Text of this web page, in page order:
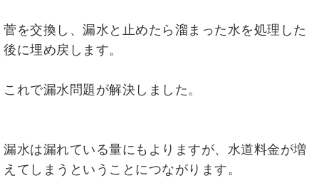
菅を交換し、漏水と止めたら溜まった水を処理した
後に埋め戻します。
これで漏水問題が解決しました。
漏水は漏れている量にもよりますが、水道料金が増
えてしまうということにつながります。